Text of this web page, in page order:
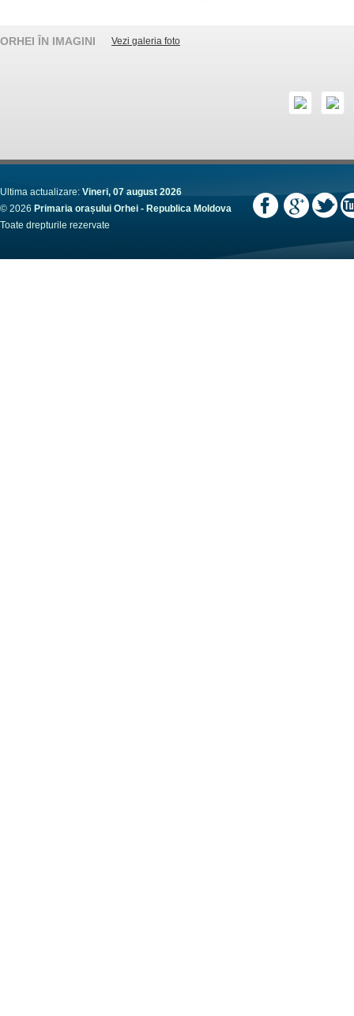
ORHEI ÎN IMAGINI Vezi galeria foto
Ultima actualizare: Vineri, 07 august 2026
© 2026 Primaria orașului Orhei - Republica Moldova
Toate drepturile rezervate